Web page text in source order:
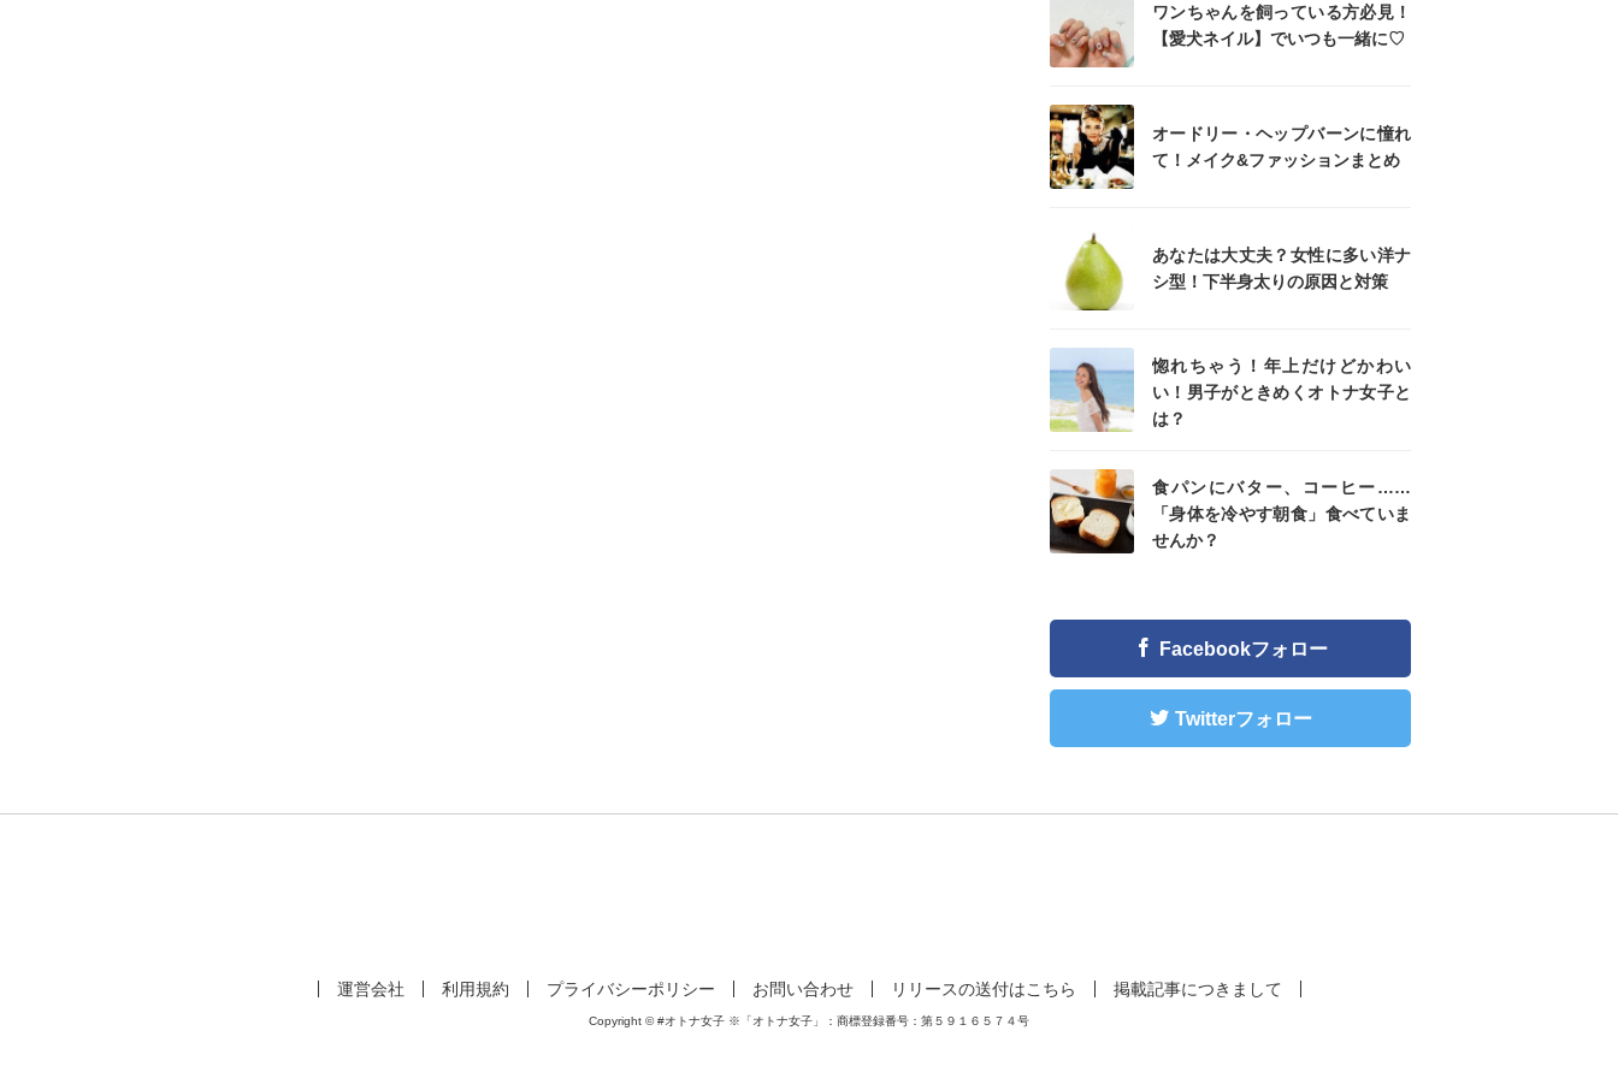
ワンちゃんを飼っている方必見！
【愛犬ネイル】でいつも一緒に♡
オードリー・ヘップバーンに憧れ
て！メイク&ファッションまとめ
あなたは大丈夫？女性に多い洋ナ
シ型！下半身太りの原因と対策
惚れちゃう！年上だけどかわい
い！男子がときめくオトナ女子と
は？
食パンにバター、コーヒー……
「身体を冷やす朝食」食べていま
せんか？
Facebookフォロー
Twitterフォロー
運営会社 利用規約 プライバシーポリシー お問い合わせ リリースの送付はこちら 掲載記事につきまして
Copyright © #オトナ女子 ※「オトナ女子」：商標登録番号：第５９１６５７４号